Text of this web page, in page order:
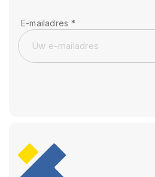
E-mailadres *